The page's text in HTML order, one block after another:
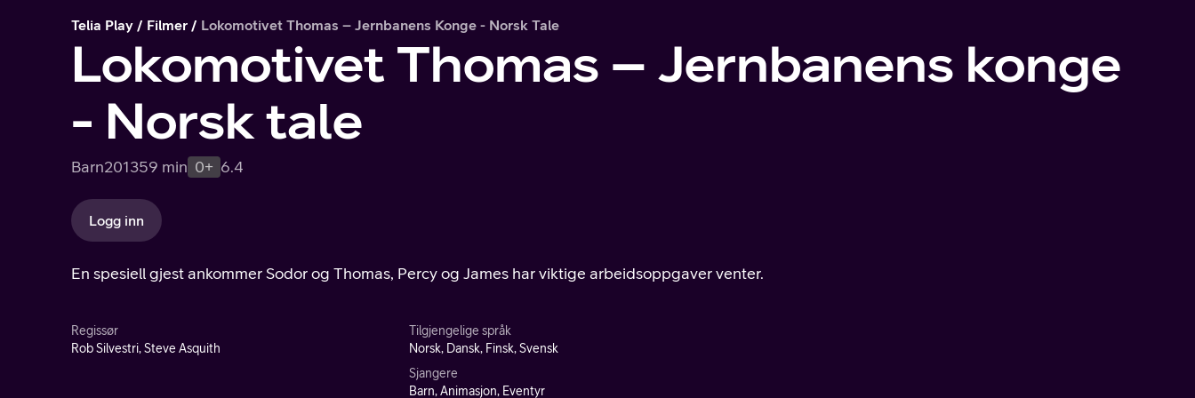
Telia Play Filmer Lokomotivet Thomas – Jernbanens Konge - Norsk Tale
Lokomotivet Thomas – Jernbanens konge
- Norsk tale
Barn201359 min 0+ 6.4
Logg inn
En spesiell gjest ankommer Sodor og Thomas, Percy og James har viktige arbeidsoppgaver venter.
Regissør
Rob Silvestri, Steve Asquith
Tilgjengelige språk
Norsk, Dansk, Finsk, Svensk
Sjangere
Barn, Animasjon, Eventyr